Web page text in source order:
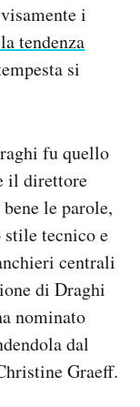
i
tendenza
si
fu quello
il direttore
le parole,
stile tecnico e
centrali
di Draghi
nominato
dal
Graeff.